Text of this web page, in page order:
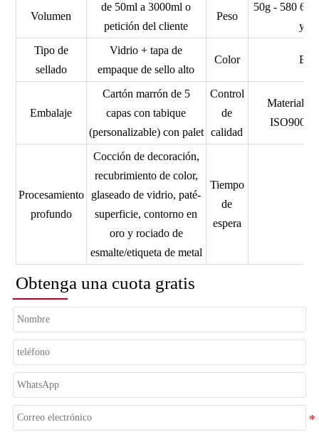
Volumen
de 50ml a 3000ml o
petición del cliente
Peso
50g - 580
y
Tipo de
sellado
Vidrio + tapa de
empaque de sello alto
Color
Embalaje
Cartón marrón de 5
capas con tabique
(personalizable) con palet
Control
de
calidad
Material
ISO9001,
Procesamiento
profundo
Cocción de decoración,
recubrimiento de color,
glaseado de vidrio, paté-
superficie, contorno en
oro y rociado de
esmalte/etiqueta de metal
Tiempo
de
espera
Obtenga una cuota gratis